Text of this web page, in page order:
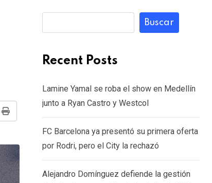
Print
Buscar
Recent Posts
Lamine Yamal se roba el show en Medellín
junto a Ryan Castro y Westcol
FC Barcelona ya presentó su primera oferta
por Rodri, pero el City la rechazó
Alejandro Domínguez defiende la gestión